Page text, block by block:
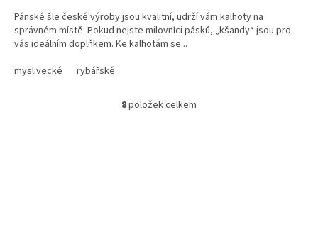
Pánské šle české výroby jsou kvalitní, udrží vám kalhoty na
správném místě. Pokud nejste milovníci pásků, „kšandy“ jsou pro
vás ideálním doplňkem. Ke kalhotám se...
myslivecké
rybářské
O
l
8položek celkem